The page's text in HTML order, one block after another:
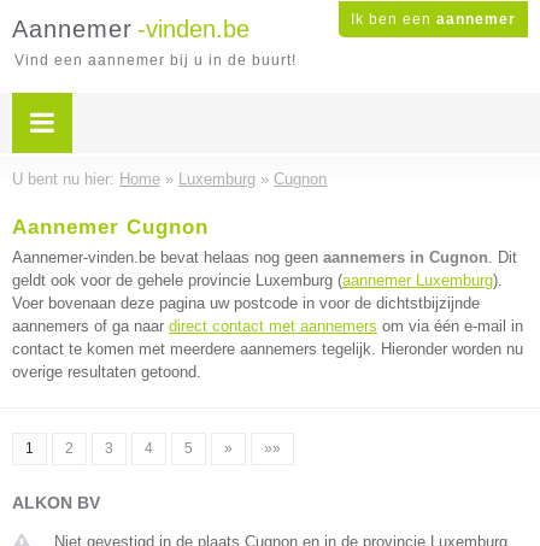
Ik ben een aannemer
Aannemer -vinden.be
Vind een aannemer bij u in de buurt!
U bent nu hier: Home » Luxemburg » Cugnon
Aannemer Cugnon
Aannemer-vinden.be bevat helaas nog geen aannemers in Cugnon. Dit
geldt ook voor de gehele provincie Luxemburg (aannemer Luxemburg).
Voer bovenaan deze pagina uw postcode in voor de dichtstbijzijnde
aannemers of ga naar direct contact met aannemers om via één e-mail in
contact te komen met meerdere aannemers tegelijk. Hieronder worden nu
overige resultaten getoond.
1 2 3 4 5 » »»
ALKON BV
Niet gevestigd in de plaats Cugnon en in de provincie Luxemburg.